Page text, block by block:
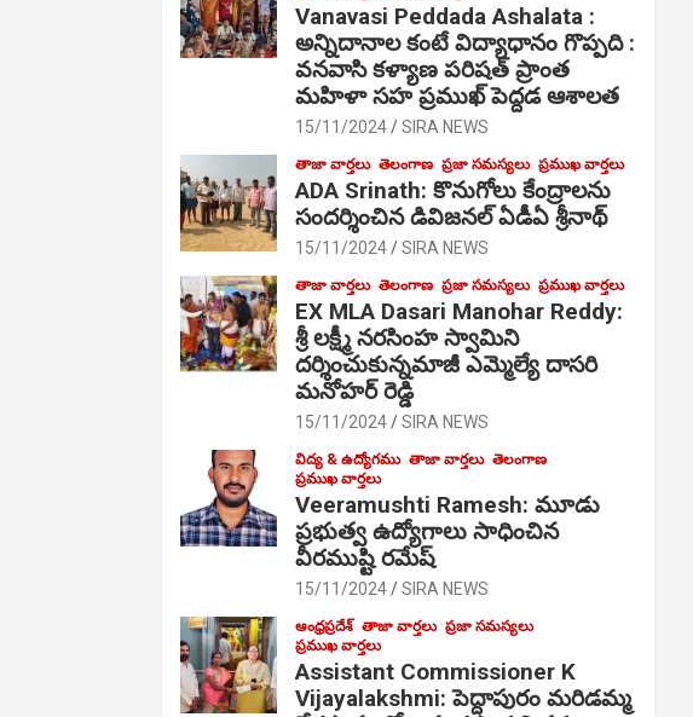
Vanavasi Peddada Ashalata :
అన్నిదానాల కంటే విద్యాధానం గొప్పది :
వనవాసి కళ్యాణ పరిషత్ ప్రాంత
మహిళా సహ ప్రముఖ్ పెద్దడ ఆశాలత
15/11/2024 SIRA NEWS
తాజా వార్తలు తెలంగాణ ప్రజా సమస్యలు ప్రముఖ వార్తలు
ADA Srinath: కొనుగోలు కేంద్రాల‌ను
సంద‌ర్శించిన డివిజనల్ ఏడీఏ శ్రీనాథ్
15/11/2024 SIRA NEWS
తాజా వార్తలు తెలంగాణ ప్రజా సమస్యలు ప్రముఖ వార్తలు
EX MLA Dasari Manohar Reddy:
శ్రీ లక్ష్మీ నరసింహ స్వామిని
దర్శించుకున్నమాజీ ఎమ్మెల్యే దాసరి
మనోహర్ రెడ్డి
15/11/2024 SIRA NEWS
విద్య & ఉద్యోగము తాజా వార్తలు తెలంగాణ
ప్రముఖ వార్తలు
Veeramushti Ramesh: మూడు
ప్రభుత్వ ఉద్యోగాలు సాధించిన
వీరముష్టి రమేష్
15/11/2024 SIRA NEWS
ఆంధ్రప్రదేశ్ తాజా వార్తలు ప్రజా సమస్యలు
ప్రముఖ వార్తలు
Assistant Commissioner K
Vijayalakshmi: పెద్దాపురం మరిడమ్మ